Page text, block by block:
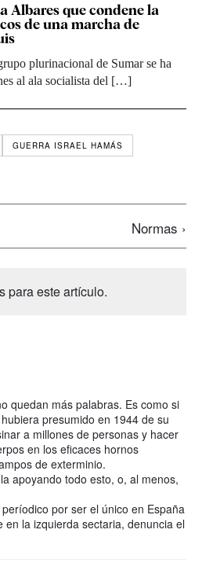
Albares que condene la
de una marcha de
plurinacional de Sumar se ha
al ala socialista del […]
GUERRA ISRAEL HAMÁS
Normas ›
para este artículo.
quedan más palabras. Es como si
presumido en 1944 de su
a millones de personas y hacer
en los eficaces hornos
de exterminio.
apoyando todo esto, o, al menos,
por ser el único en España
en la izquierda sectaria, denuncia el